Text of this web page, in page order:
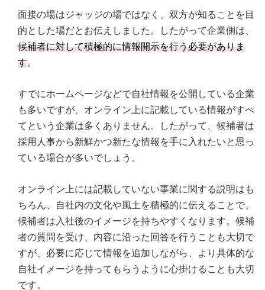
面接の場はジャッジの場ではなく、双方が知ることを目
的とした場だとお伝えしました。したがって企業側は、
候補者に対して積極的に情報開示を行う必要がありま
す。
すでにホームページなどで自社情報を公開している企業
も多いですが、オンライン上に記載している情報がすべ
てという企業は多くありません。したがって、候補者は
採用人事から新鮮かつ新たな情報を手に入れたいと思っ
ている場合が多いでしょう。
オンライン上には記載していない事業に関する説明はも
ちろん、自社内の文化や風土を積極的に伝えることで、
候補者は入社後のイメージを持ちやすくなります。候補
者の質問を受け、内容に沿った回答を行うことも大切で
すが、必要に応じて情報を追加しながら、より具体的な
自社イメージを持ってもらうように心掛けることも大切
です。